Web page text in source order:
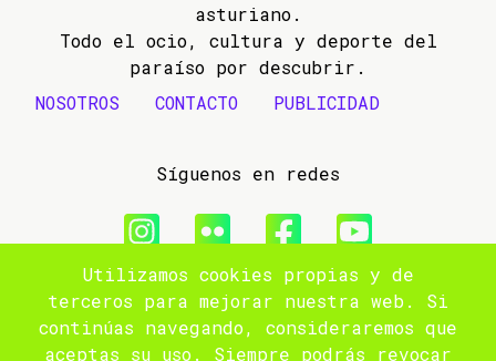
asturiano.
Todo el ocio, cultura y deporte del
paraíso por descubrir.
NOSOTROS
CONTACTO PUBLICIDAD
Síguenos en redes
© 2009- 2026 Que Femos
Aviso legal
Utilizamos cookies propias y de
terceros para mejorar nuestra web. Si
continúas navegando, consideraremos que
aceptas su uso. Siempre podrás revocar